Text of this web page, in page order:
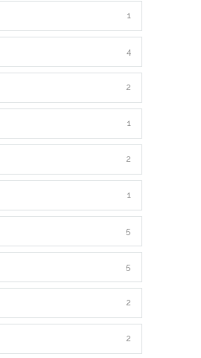
1
4
2
1
2
1
5
5
2
2